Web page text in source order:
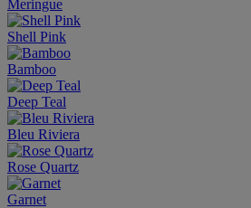
Meringue
Shell Pink
Bamboo
Deep Teal
Bleu Riviera
Rose Quartz
Garnet